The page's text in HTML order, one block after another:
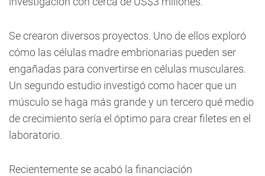
Se crearon diversos proyectos. Uno de ellos exploró
cómo las células madre embrionarias pueden ser
engañadas para convertirse en células musculares.
Un segundo estudio investigó como hacer que un
músculo se haga más grande y un tercero qué medio
de crecimiento sería el óptimo para crear filetes en el
laboratorio.
Recientemente se acabó la financiación